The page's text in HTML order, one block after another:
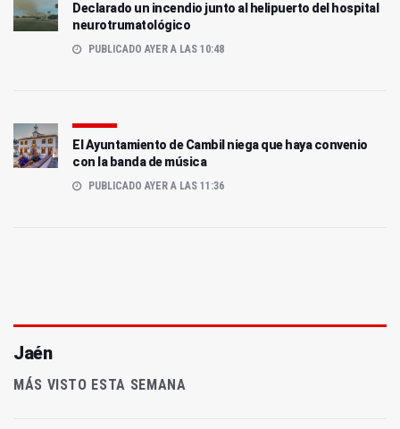
Declarado un incendio junto al helipuerto del hospital
neurotrumatológico
PUBLICADO AYER A LAS 10:48
El Ayuntamiento de Cambil niega que haya convenio
con la banda de música
PUBLICADO AYER A LAS 11:36
Jaén
MÁS VISTO ESTA SEMANA